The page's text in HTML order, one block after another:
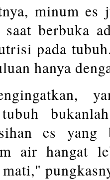
minum es
saat berbuka
pada
hanya
es
air hangat